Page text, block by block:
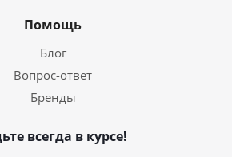
Помощь
Блог
Вопрос-ответ
Бренды
всегда в курсе!